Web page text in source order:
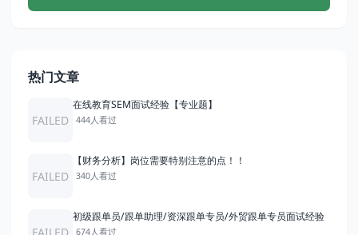
热门文章
FAILED
在线教育SEM面试经验【专业题】
444人看过
FAILED
【财务分析】岗位需要特别注意的点！！
340人看过
FAILED
初级跟单员/跟单助理/资深跟单专员/外贸跟单专员面试经验
674人看过